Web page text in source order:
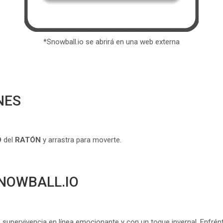
*Snowball.io se abrirá en una web externa
del RATÓN y arrastra para moverte.